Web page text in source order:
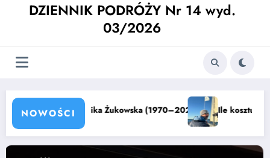
DZIENNIK PODRÓŻY Nr 14 wyd.
03/2026
NOWOŚCI
Ile kosztuje skipper w 2026 roku? Sprawdź ceny w